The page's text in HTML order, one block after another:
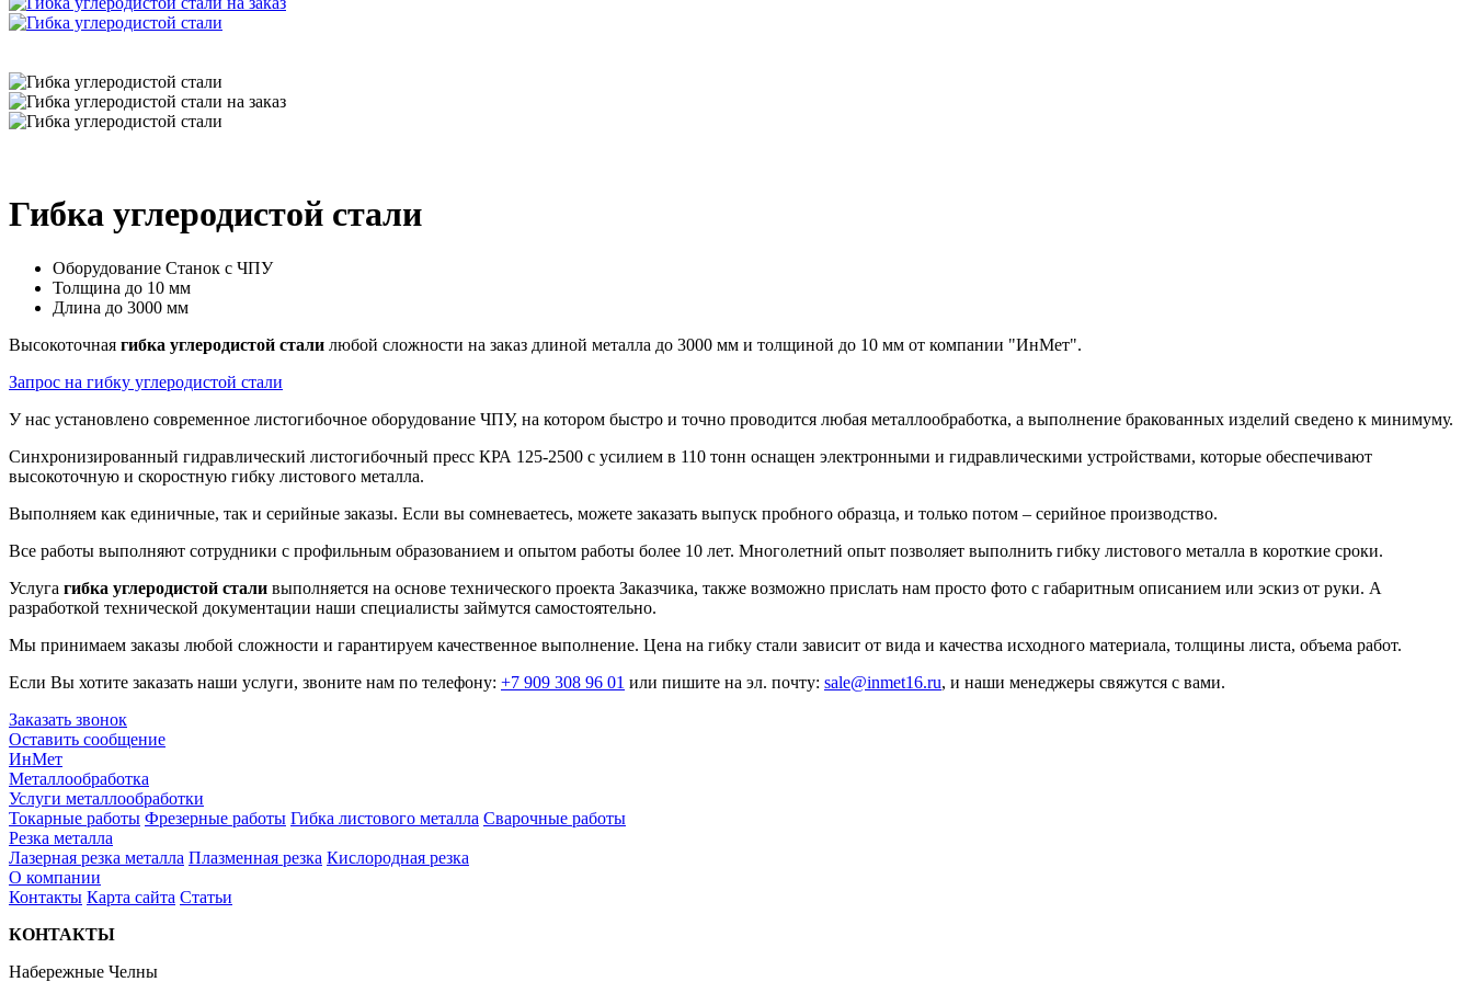
Гибка углеродистой стали
Оборудование Станок с ЧПУ
Толщина до 10 мм
Длина до 3000 мм
Высокоточная гибка углеродистой стали любой сложности на заказ длиной металла до 3000 мм и толщиной до 10 мм от компании "ИнМет".
Запрос на гибку углеродистой стали
У нас установлено современное листогибочное оборудование ЧПУ, на котором быстро и точно проводится любая металлообработка, а выполнение бракованных изделий сведено к минимуму.
Синхронизированный гидравлический листогибочный пресс КРА 125-2500 с усилием в 110 тонн оснащен электронными и гидравлическими устройствами, которые обеспечивают
высокоточную и скоростную гибку листового металла.
Выполняем как единичные, так и серийные заказы. Если вы сомневаетесь, можете заказать выпуск пробного образца, и только потом – серийное производство.
Все работы выполняют сотрудники с профильным образованием и опытом работы более 10 лет. Многолетний опыт позволяет выполнить гибку листового металла в короткие сроки.
Услуга гибка углеродистой стали выполняется на основе технического проекта Заказчика, также возможно прислать нам просто фото с габаритным описанием или эскиз от руки. А
разработкой технической документации наши специалисты займутся самостоятельно.
Мы принимаем заказы любой сложности и гарантируем качественное выполнение. Цена на гибку стали зависит от вида и качества исходного материала, толщины листа, объема работ.
Если Вы хотите заказать наши услуги, звоните нам по телефону: +7 909 308 96 01 или пишите на эл. почту: sale@inmet16.ru, и наши менеджеры свяжутся с вами.
Заказать звонок
Оставить сообщение
ИнМет
Металлообработка
Услуги металлообработки
Токарные работы Фрезерные работы Гибка листового металла Сварочные работы
Резка металла
Лазерная резка металла Плазменная резка Кислородная резка
О компании
Контакты Карта сайта Статьи
КОНТАКТЫ
Набережные Челны